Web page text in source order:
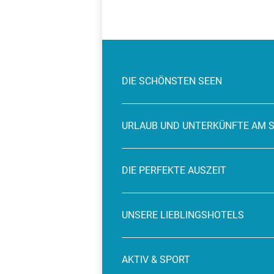
DIE SCHÖNSTEN SEEN
URLAUB UND UNTERKÜNFTE AM
DIE PERFEKTE AUSZEIT
UNSERE LIEBLINGSHOTELS
AKTIV & SPORT